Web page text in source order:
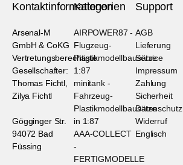
Kontaktinformationen
Arsenal-M
GmbH & CoKG
Vertretungsberechtigte
Gesellschafter:
Thomas Fichtl,
Zilya Fichtl
Gögginger Str.
94072 Bad
Füssing
Kategorien
AIRPOWER87 -
Flugzeug-
Plastikmodellbausätze
1:87
minitank -
Fahrzeug-
Plastikmodellbausätze
in 1:87
AAA-COLLECT
-
FERTIGMODELLE
Support
AGB
Lieferung
Service
Impressum
Zahlung
Sicherheit
Datenschutz
Widerruf
Englisch